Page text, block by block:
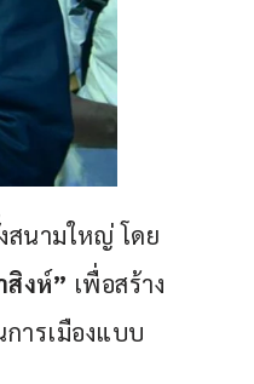
สนามใหญ่ โดย
งห์” เพื่อสร้าง
ารเมืองแบบ